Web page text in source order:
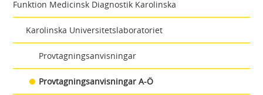
Funktion Medicinsk Diagnostik Karolinska
Karolinska Universitetslaboratoriet
Provtagningsanvisningar
Provtagningsanvisningar A-Ö